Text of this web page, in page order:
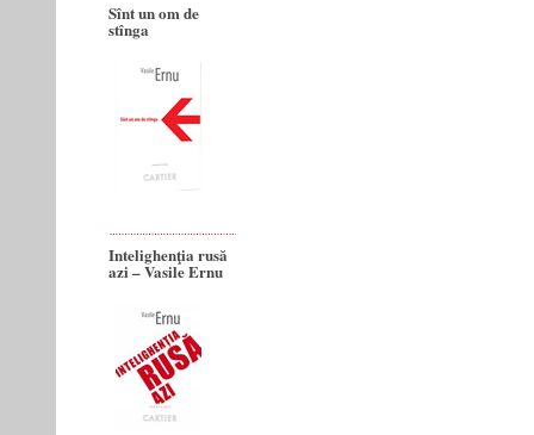
Sînt un om de
stînga
Intelighenţia rusă
azi – Vasile Ernu